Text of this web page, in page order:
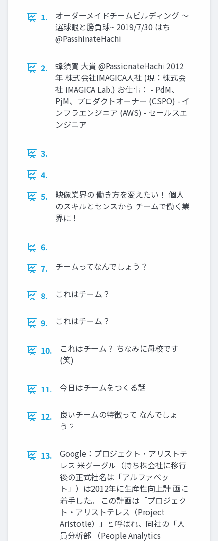
1.
オーダーメイドチームビルディング 〜
選球眼と勝負球~ 2019/7/30 はち
@PasshinateHachi
2.
蜂須賀 大貴 @PassionateHachi 2012
年 株式会社IMAGICA入社 (現：株式会
社 IMAGICA Lab.) お仕事： - PdM、
PjM、プロダクトオーナー (CSPO) - イ
ンフラエンジニア (AWS) - セールスエ
ンジニア
3.
4.
5.
映像業界の 働き方を変えたい！ 個人
のスキルとセンスから チームで働く業
界に！
6.
7.
チームってなんでしょう？
8. これはチーム？
9. これはチーム？
10.
これはチーム？ ちなみに母校です
(笑)
11. 今日はチームをつくる話
12.
良いチームの特徴って なんでしょ
う？
13.
Google：プロジェクト・アリストテ
レス 米グーグル（持ち株会社に移行
後の正式社名は「アルファベッ
ト」）は2012年に生産性向上計 画に
着手した。 この計画は「プロジェク
ト・アリストテレス（Project
Aristotle）」と呼ばれ、同社の「人
員分析部 （People Analytics